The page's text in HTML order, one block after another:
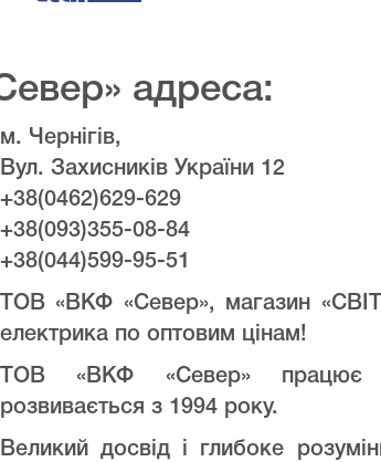
адреса:
м. Чернігів,
Вул. Захисників України 12
+38(0462)629-629
+38(093)355-08-84
+38(044)599-95-51
ТОВ «ВКФ «Север», магазин
електрика по оптовим цінам!
ТОВ «ВКФ «Север» працює
розвивається з 1994 року.
Великий досвід і глибоке